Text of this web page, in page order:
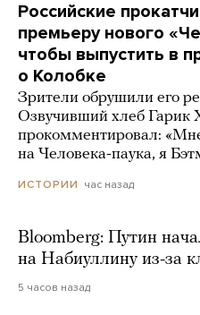
Российские
премьеру нового
чтобы выпустить в
о Колобке
Зрители обрушили его
Озвучивший хлеб Гарик
прокомментировал:
на Человека-паука, я
ИСТОРИИ час назад
Bloomberg: Путин
на Набиуллину из-за
5 часов назад